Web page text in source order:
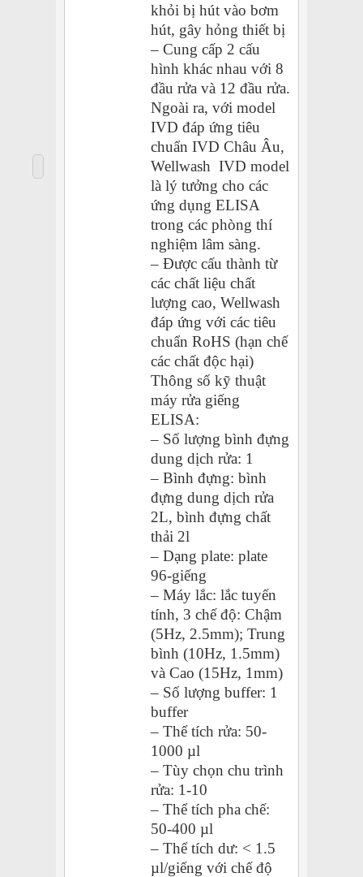
khỏi bị hút vào bơm
hút, gây hỏng thiết bị
– Cung cấp 2 cấu
hình khác nhau với 8
đầu rửa và 12 đầu rửa.
Ngoài ra, với model
IVD đáp ứng tiêu
chuẩn IVD Châu Âu,
Wellwash IVD model
là lý tưởng cho các
ứng dụng ELISA
trong các phòng thí
nghiệm lâm sàng.
– Được cấu thành từ
các chất liệu chất
lượng cao, Wellwash
đáp ứng với các tiêu
chuẩn RoHS (hạn chế
các chất độc hại)
Thông số kỹ thuật
máy rửa giếng
ELISA:
– Số lượng bình đựng
dung dịch rửa: 1
– Bình đựng: bình
đựng dung dịch rửa
2L, bình đựng chất
thải 2l
– Dạng plate: plate
96-giếng
– Máy lắc: lắc tuyến
tính, 3 chế độ: Chậm
(5Hz, 2.5mm); Trung
bình (10Hz, 1.5mm)
và Cao (15Hz, 1mm)
– Số lượng buffer: 1
buffer
– Thể tích rửa: 50-
1000 µl
– Tùy chọn chu trình
rửa: 1-10
– Thể tích pha chế:
50-400 µl
– Thể tích dư: < 1.5
µl/giếng với chế độ